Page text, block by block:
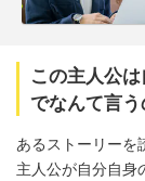
この主人公
でなんて言う
あるストーリーを
主人公が自分自身